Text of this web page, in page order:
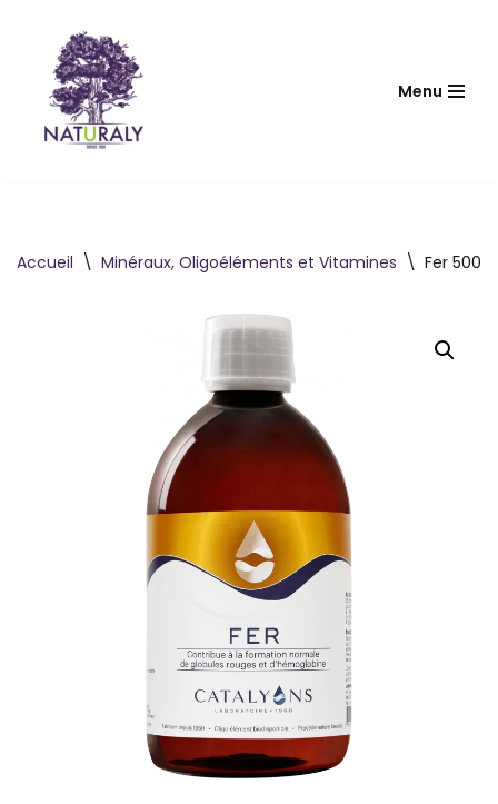
contenu
Menu
Accueil \ Minéraux, Oligoéléments et Vitamines \ Fer 500